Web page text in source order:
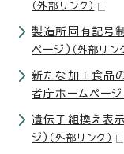
（外部リンク）
製造所固有記号
ページ） （外部リン
新たな加工食品
者庁ホームページ
遺伝子組換え表
ジ） （外部リンク）